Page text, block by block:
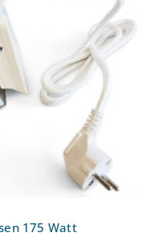
175
175 Watt